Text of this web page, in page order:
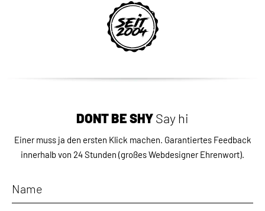
DON`T BE SHYSay hi
Einer muss ja den ersten Klick machen. Garantiertes Feedback
innerhalb von 24 Stunden (großes Webdesigner Ehrenwort).